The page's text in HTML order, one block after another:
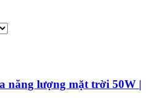
năng lượng mặt trời 50W |